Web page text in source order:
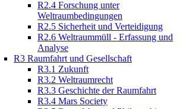
R2.4 Forschung unter
Weltraumbedingungen
R2.5 Sicherheit und Verteidigung
R2.6 Weltraummüll - Erfassung und
Analyse
R3 Raumfahrt und Gesellschaft
R3.1 Zukunft
R3.2 Weltraumrecht
R3.3 Geschichte der Raumfahrt
R3.4 Mars Society